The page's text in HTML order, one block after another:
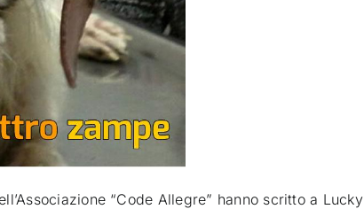
“Code Allegre” hanno scritto a Lucky